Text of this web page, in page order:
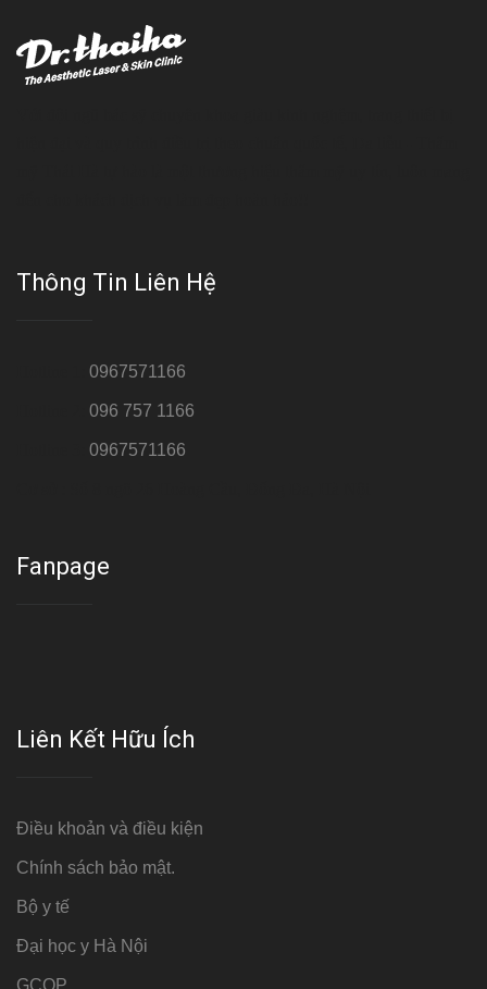
Thông Tin Liên Hệ
0967571166
096 757 1166
0967571166
Fanpage
Liên Kết Hữu Ích
Điều khoản và điều kiện
Chính sách bảo mật.
Bộ y tế
Đại học y Hà Nội
GCOP